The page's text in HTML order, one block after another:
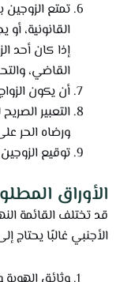
تمتع الزوجين
القانونية،
إذا كان أحد
القاضي،
أن يكون
التعبير
ورضاه الحر
توقيع
الأوراق
قد تختلف القائمة
الأجنبي غالبًا